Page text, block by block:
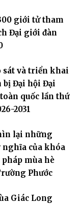
giới tử tham
Đại giới đàn
sát và triển khai
bị Đại hội Đại
quốc lần thứ
2031
lại những
của khóa
mùa hè
Phước
Giác Long